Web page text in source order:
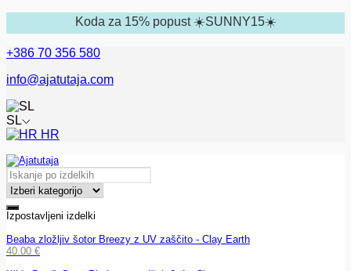
Koda za 15% popust ☀️SUNNY15☀️
+386 70 356 580
info@ajatutaja.com
SL
HR
Izpostavljeni izdelki
Beaba zložljiv šotor Breezy z UV zaščito - Clay Earth
40.00 €